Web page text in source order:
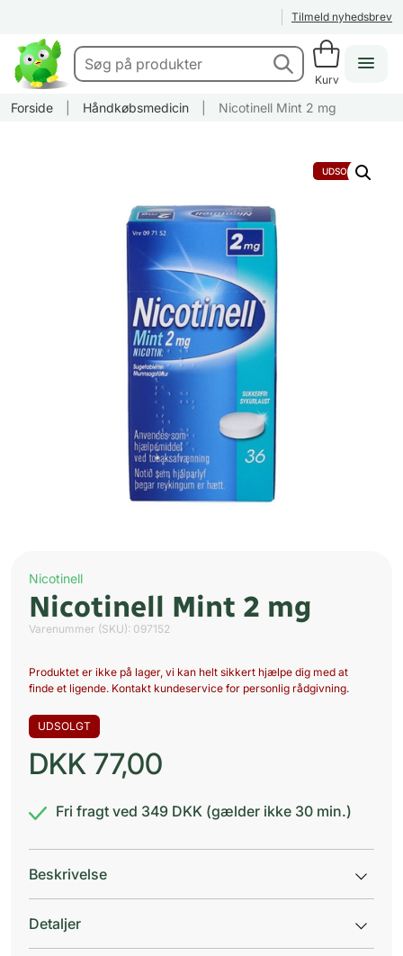
Tilmeld nyhedsbrev
Kurv
Forside Håndkøbsmedicin Nicotinell Mint 2 mg
UDSOLGT
Nicotinell
Nicotinell Mint 2 mg
Varenummer (SKU): 097152
Produktet er ikke på lager, vi kan helt sikkert hjælpe dig med at
finde et ligende. Kontakt kundeservice for personlig rådgivning.
UDSOLGT
DKK 77,00
Fri fragt ved 349 DKK (gælder ikke 30 min.)
Beskrivelse
Detaljer